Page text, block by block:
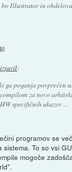
bo Illustrator in
izjavil:
ga poganja povprečen
za novo
specifičnih ukazov ...
programov se
To so vsi
mogoče